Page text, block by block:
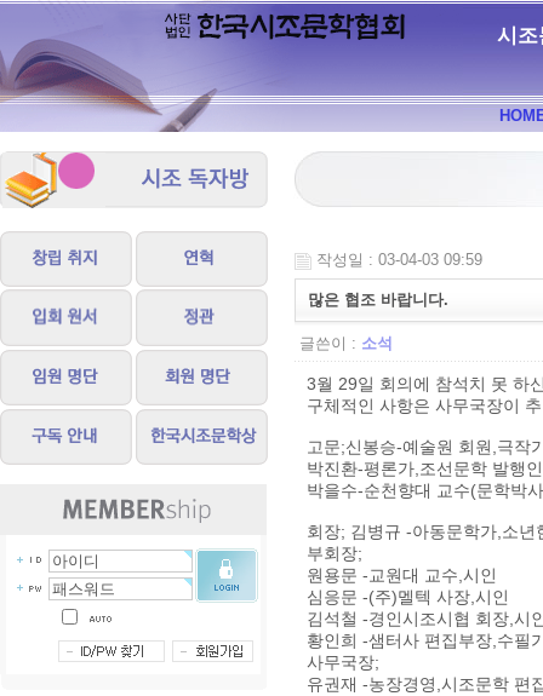
시조
작성일 : 03-04-03 09:59
많은 협조 바랍니다.
글쓴이 : 소석
3월 29일 회의에 참석치 못 하
구체적인 사항은 사무국장이
고문;신봉승-예술원 회원,극작
박진환-평론가,조선문학 발행
박을수-순천향대 교수(문학박
회장; 김병규 -아동문학가,소년
부회장;
원용문 -교원대 교수,시인
심응문 -(주)멜텍 사장,시인
김석철 -경인시조시협 회장,시
황인희 -샘터사 편집부장,수필
사무국장;
유권재 -농장경영,시조문학 편